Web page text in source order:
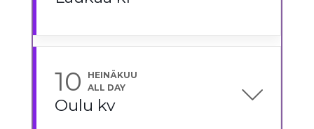
10
HEINÄKUU
ALL DAY
Oulu kv